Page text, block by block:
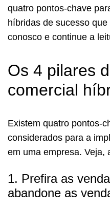
quatro pontos-chave
híbridas de sucesso
conosco e continue a
Os 4 pilares
comercial
Existem quatro pontos-
considerados para a
em uma empresa. Veja,
1. Prefira as
abandone as